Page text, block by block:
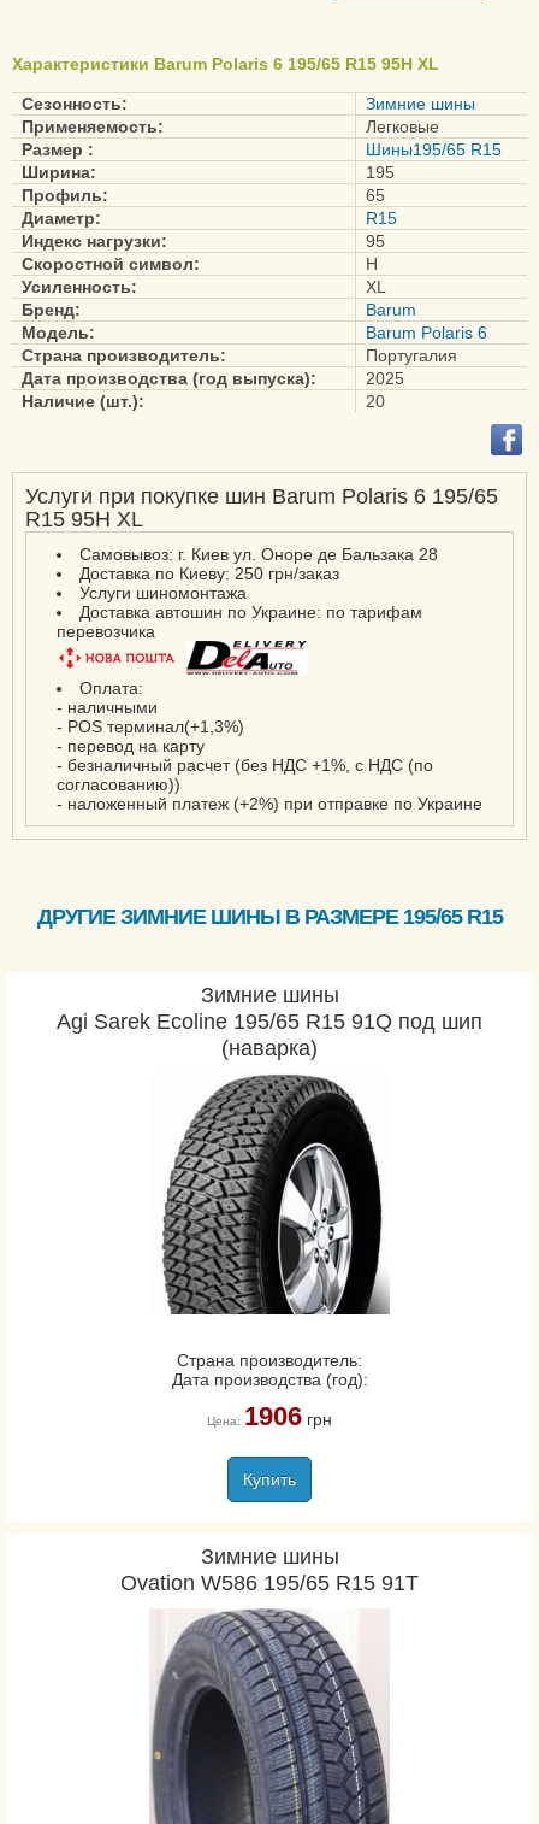
Характеристики Barum Polaris 6 195/65 R15 95H XL
Сезонность:
Зимние шины
Применяемость:
Легковые
Размер :
Шины195/65 R15
Ширина:
195
Профиль:
65
Диаметр:
R15
Индекс нагрузки:
95
Скоростной символ:
H
Усиленность:
XL
Бренд:
Barum
Модель:
Barum Polaris 6
Страна производитель:
Португалия
Дата производства (год выпуска):
2025
Наличие (шт.):
20
Услуги при покупке шин Barum Polaris 6 195/65
R15 95H XL
Самовывоз: г. Киев ул. Оноре де Бальзака 28
Доставка по Киеву: 250 грн/заказ
Услуги шиномонтажа
Доставка автошин по Украине: по тарифам
перевозчика
Оплата:
- наличными
- POS терминал(+1,3%)
- перевод на карту
- безналичный расчет (без НДС +1%, с НДС (по
согласованию))
- наложенный платеж (+2%) при отправке по Украине
ДРУГИЕ ЗИМНИЕ ШИНЫ В РАЗМЕРЕ 195/65 R15
Зимние шины
Agi Sarek Ecoline 195/65 R15 91Q под шип
(наварка)
Страна производитель:
Дата производства (год):
Цена: 1906грн
Купить
Зимние шины
Ovation W586 195/65 R15 91T